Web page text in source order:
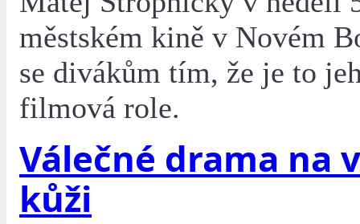
městském kině v Novém
se divákům tím, že je to
filmová role.
Válečné drama na
kůži